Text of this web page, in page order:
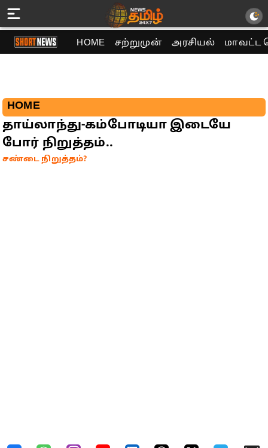
HOME சற்றுமுன் அரசியல் மாவட்ட
HOME
தாய்லாந்து-கம்போடியா இடையே
போர் நிறுத்தம்..
சண்டை நிறுத்தம்?